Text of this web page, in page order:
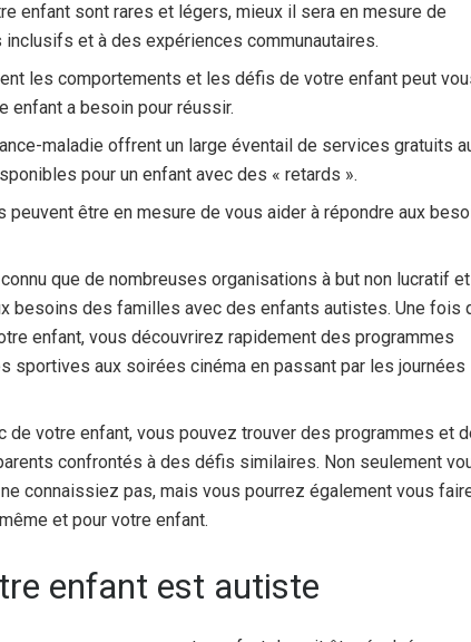
enfant sont rares et légers, mieux il sera en mesure de
et à des expériences communautaires.
les comportements et les défis de votre enfant peut
enfant a besoin pour réussir.
maladie offrent un large éventail de services gratuits
pour un enfant avec des « retards ».
peuvent être en mesure de vous aider à répondre aux
que de nombreuses organisations à but non lucratif et
besoins des familles avec des enfants autistes. Une fois
enfant, vous découvrirez rapidement des programmes
sportives aux soirées cinéma en passant par les journées
de votre enfant, vous pouvez trouver des programmes et
confrontés à des défis similaires. Non seulement
connaissiez pas, mais vous pourrez également vous
et pour votre enfant.
enfant est autiste